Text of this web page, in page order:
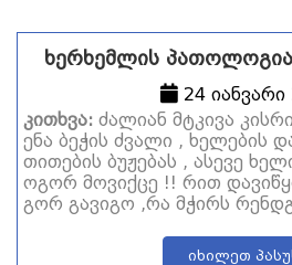
ხერხემლის
24 იანვარი
კითხვა: ძალიან მტკივა
ენა ბეჭის ძვალი , ხელების
თითების ბუჟებას , ასევე
ოგორ მოვიქცე !! რით
გორ გავიგო ,რა მჭირს
იხილეთ